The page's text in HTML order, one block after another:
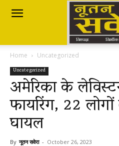
Nutan
Savera
नूतन
सवेरा
Home Uncategorized
Uncategorized
अमेरिका के
फायरिंग, 22
घायल
By नूतन सवेरा - October 26, 2023